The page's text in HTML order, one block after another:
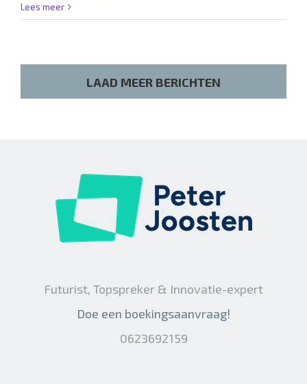
Lees meer
LAAD MEER BERICHTEN
Futurist, Topspreker & Innovatie-expert
Doe een boekingsaanvraag!
0623692159